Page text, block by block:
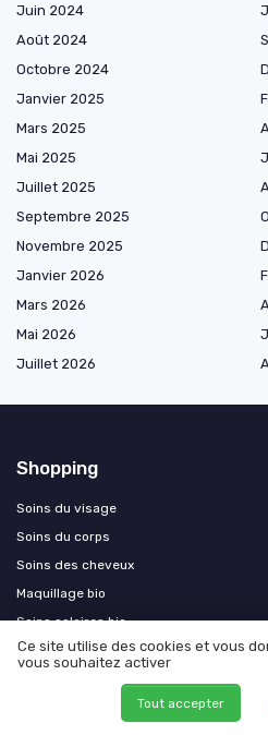
Juin 2024
Août 2024
Octobre 2024
Janvier 2025
Mars 2025
Mai 2025
Juillet 2025
Septembre 2025
Novembre 2025
Janvier 2026
Mars 2026
Mai 2026
Juillet 2026
Shopping
Soins du visage
Soins du corps
Soins des cheveux
Maquillage bio
Soins solaires bio
Soins pour bébés et enfants
Parfums et aromathérapie
Ce site utilise des cookies et vous
vous souhaitez activer
Tout accepter